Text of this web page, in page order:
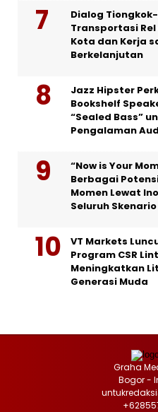
Dialog
Transportasi
Kota dan Kerja
Berkelanjutan
Jazz Hipster
Bookshelf
“Sealed Bass”
Pengalaman
“Now is Your
Berbagai
Momen Lewat
Seluruh Skenario
VT Markets
Program CSR
Meningkatkan
Generasi Muda
Graha
Bogor -